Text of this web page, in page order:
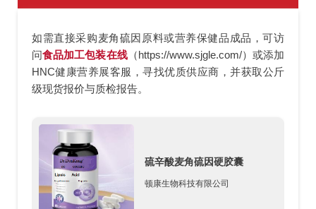
如需直接采购麦角硫因原料或营养保健品成品，可访
问食品加工包装在线（https://www.sjgle.com/）或添加
HNC健康营养展客服 ，寻找优质供应商，并获取公斤
级现货报价与质检报告。
硫辛酸麦角硫因硬胶囊
顿康生物科技有限公司